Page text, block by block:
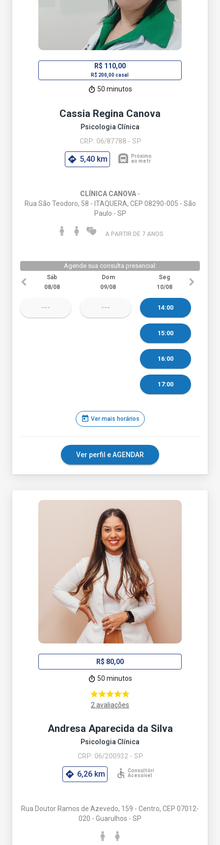
R$ 110,00
R$ 200,00 casal
50 minutos
Cassia Regina Canova
Psicologia Clínica
CRP: 06/87788 - SP
5,40 km
CLÍNICA CANOVA -
Rua São Teodoro, 58 - ITAQUERA, CEP 08290-005 - São
Paulo - SP
A PARTIR DE 7 ANOS
Agende sua consulta presencial:
Sáb
08/08
Dom
09/08
Seg
10/08
--- --- 14:00
15:00
16:00
17:00
today Ver mais horários
Ver perfil e AGENDAR
R$ 80,00
50 minutos
2 avaliações
Andresa Aparecida da Silva
Psicologia Clínica
CRP: 06/200932 - SP
6,26 km
Rua Doutor Ramos de Azevedo, 159 - Centro, CEP 07012-
020 - Guarulhos - SP